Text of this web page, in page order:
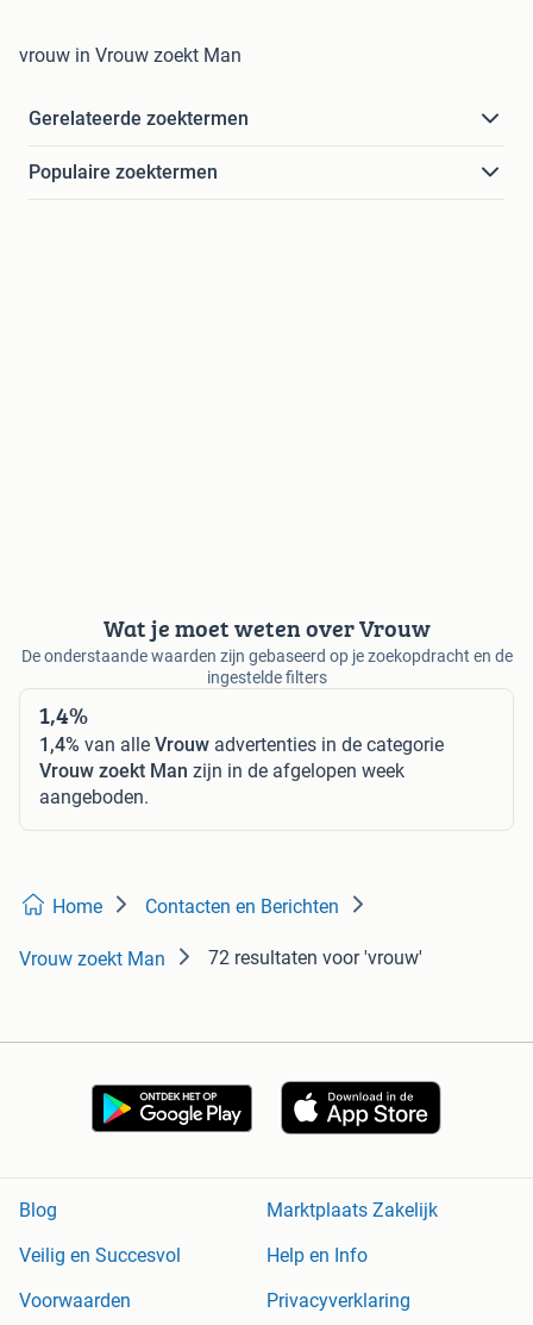
vrouw in Vrouw zoekt Man
Gerelateerde zoektermen
Populaire zoektermen
Wat je moet weten over Vrouw
De onderstaande waarden zijn gebaseerd op je zoekopdracht en de
ingestelde filters
1,4%
1,4% van alle Vrouw advertenties in de categorie
Vrouw zoekt Man zijn in de afgelopen week
aangeboden.
Home Contacten en Berichten
Vrouw zoekt Man 72 resultaten voor 'vrouw'
Blog
Marktplaats Zakelijk
Veilig en Succesvol
Help en Info
Voorwaarden
Privacyverklaring